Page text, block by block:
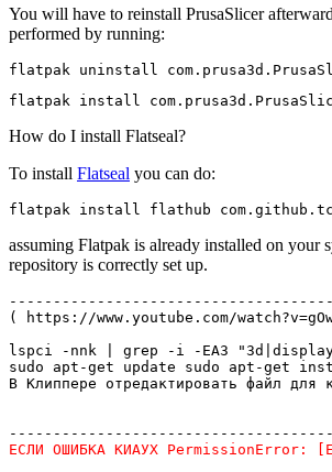
You will have to reinstall PrusaSlicer
performed by running:
flatpak uninstall
flatpak install
How do I install Flatseal?
To install Flatseal you can do:
flatpak install flathub
assuming Flatpak is already installed on your
repository is correctly set up.
-----------------------------------------
( https://www.youtube.com/
lspci -nnk | grep -i -EA3
sudo apt-get update sudo apt-get
В Клиппере отредактировать файл
ЕСЛИ ОШИБКА КИАУХ